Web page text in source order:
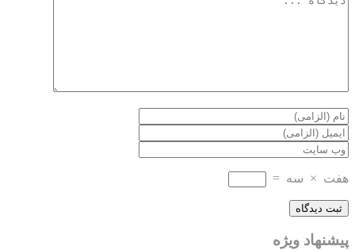
هفت × سه =
پیشنهاد ویژه